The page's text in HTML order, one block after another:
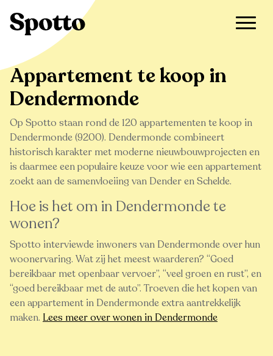
Te koop
Appartement te koop in
Dendermonde
Op Spotto staan rond de 120 appartementen te koop in
Dendermonde (9200). Dendermonde combineert
historisch karakter met moderne nieuwbouwprojecten en
is daarmee een populaire keuze voor wie een appartement
zoekt aan de samenvloeiing van Dender en Schelde.
Hoe is het om in Dendermonde te
wonen?
Spotto interviewde inwoners van Dendermonde over hun
woonervaring. Wat zij het meest waarderen? Goed
bereikbaar met openbaar vervoer, veel groen en rust, en
goed bereikbaar met de auto. Troeven die het kopen van
een appartement in Dendermonde extra aantrekkelijk
maken. Lees meer over wonen in Dendermonde